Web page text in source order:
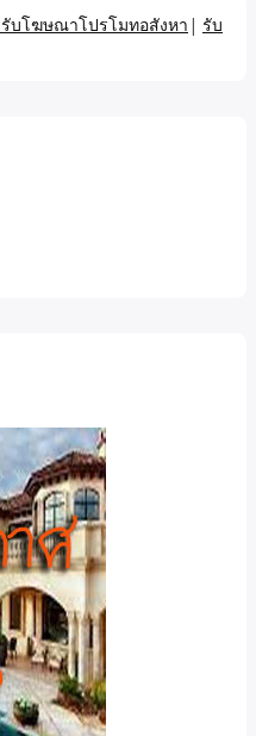
รับโฆษณาโปรโมทอสังหา | รับ